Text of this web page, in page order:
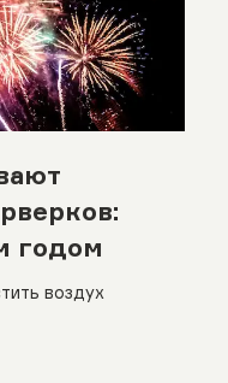
годом
воздух